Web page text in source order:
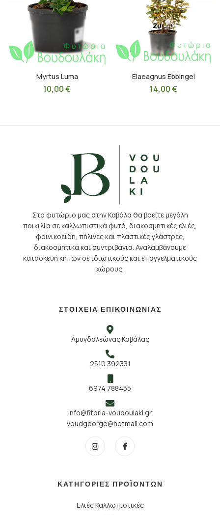
Myrtus Luma
10,00€
Elaeagnus Ebbingei
14,00€
Στο φυτώριο μας στην Καβάλα θα βρείτε μεγάλη
ποικιλία σε καλλωπιστικά φυτά, διακοσμητικές ελιές,
φοινικοειδή, πήλινες και πλαστικές γλάστρες,
διακοσμητικά και συντριβάνια. Αναλαμβάνουμε
κατασκευή κήπων σε ιδιωτικούς και επαγγελματικούς
χώρους.
ΣΤΟΙΧΕΙΑ ΕΠΙΚΟΙΝΩΝΙΑΣ
Αμυγδαλεώνας Καβάλας
2510 392331
6974 788455
info@fitoria-voudoulaki.gr
voudgeorge@hotmail.com
ΚΑΤΗΓΟΡΙΕΣ ΠΡΟΪΟΝΤΩΝ
Ελιές Καλλωπιστικές